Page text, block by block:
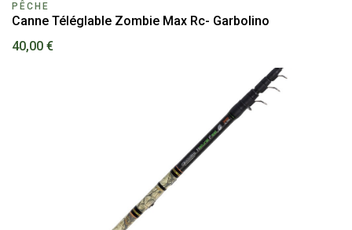
PÊCHE
Canne Téléglable Zombie Max Rc- Garbolino
40,00 €